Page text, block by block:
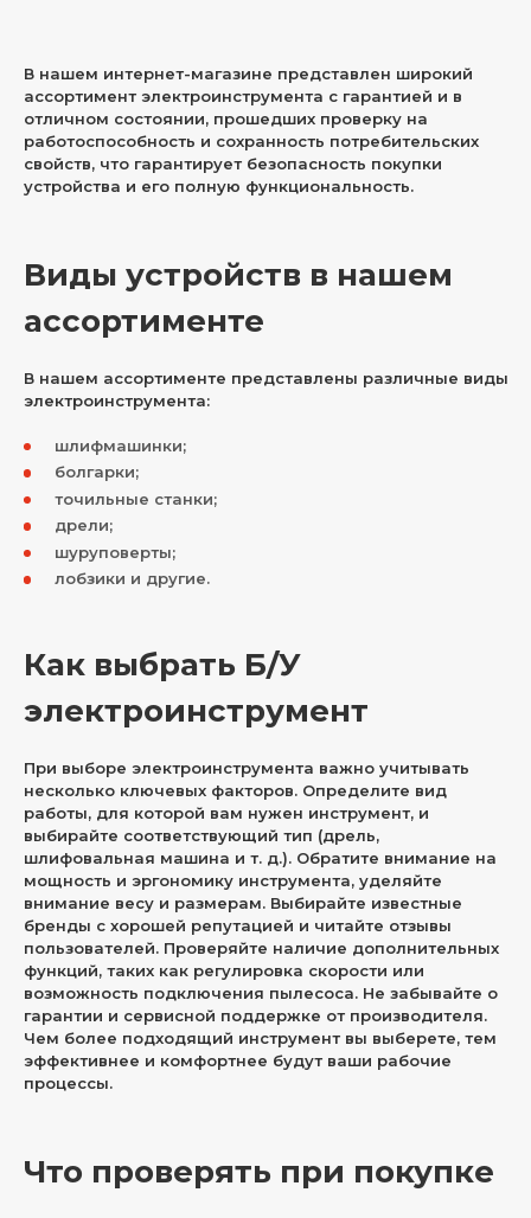
В нашем интернет-магазине представлен широкий
ассортимент электроинструмента с гарантией и в
отличном состоянии, прошедших проверку на
работоспособность и сохранность потребительских
свойств, что гарантирует безопасность покупки
устройства и его полную функциональность.
Виды устройств в нашем
ассортименте
В нашем ассортименте представлены различные виды
электроинструмента:
шлифмашинки;
болгарки;
точильные станки;
дрели;
шуруповерты;
лобзики и другие.
Как выбрать Б/У
электроинструмент
При выборе электроинструмента важно учитывать
несколько ключевых факторов. Определите вид
работы, для которой вам нужен инструмент, и
выбирайте соответствующий тип (дрель,
шлифовальная машина и т. д.). Обратите внимание на
мощность и эргономику инструмента, уделяйте
внимание весу и размерам. Выбирайте известные
бренды с хорошей репутацией и читайте отзывы
пользователей. Проверяйте наличие дополнительных
функций, таких как регулировка скорости или
возможность подключения пылесоса. Не забывайте о
гарантии и сервисной поддержке от производителя.
Чем более подходящий инструмент вы выберете, тем
эффективнее и комфортнее будут ваши рабочие
процессы.
Что проверять при покупке